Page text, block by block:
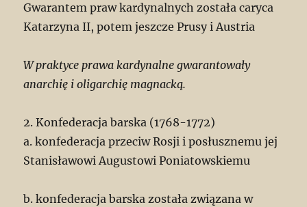
Gwarantem praw kardynalnych została caryca
Katarzyna II, potem jeszcze Prusy i Austria
W praktyce prawa kardynalne gwarantowały
anarchię i oligarchię magnacką.
2. Konfederacja barska (1768-1772)
a. konfederacja przeciw Rosji i posłusznemu jej
Stanisławowi Augustowi Poniatowskiemu
b. konfederacja barska została związana w